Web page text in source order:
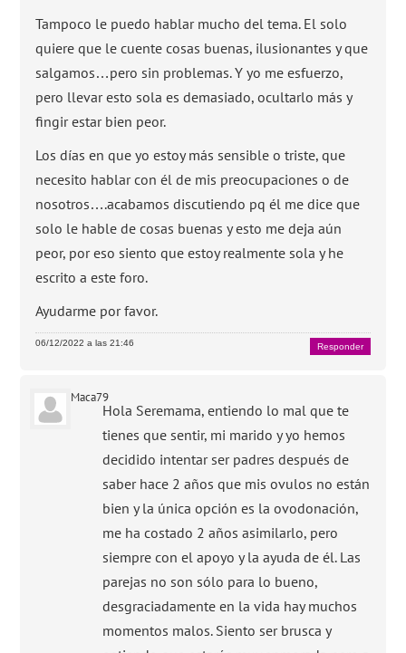
Tampoco le puedo hablar mucho del tema. El solo
quiere que le cuente cosas buenas, ilusionantes y que
salgamos…pero sin problemas. Y yo me esfuerzo,
pero llevar esto sola es demasiado, ocultarlo más y
fingir estar bien peor.
Los días en que yo estoy más sensible o triste, que
necesito hablar con él de mis preocupaciones o de
nosotros….acabamos discutiendo pq él me dice que
solo le hable de cosas buenas y esto me deja aún
peor, por eso siento que estoy realmente sola y he
escrito a este foro.
Ayudarme por favor.
06/12/2022 a las 21:46 Responder
Maca79
Hola Seremama, entiendo lo mal que te
tienes que sentir, mi marido y yo hemos
decidido intentar ser padres después de
saber hace 2 años que mis ovulos no están
bien y la única opción es la ovodonación,
me ha costado 2 años asimilarlo, pero
siempre con el apoyo y la ayuda de él. Las
parejas no son sólo para lo bueno,
desgraciadamente en la vida hay muchos
momentos malos. Siento ser brusca y